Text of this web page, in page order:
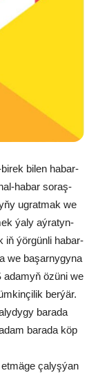
bi­len ha­bar­
ha­bar so­raş­
ug­rat­mak we
ýa­ly aý­ra­tyn­
iň ýör­gün­li ha­bar­
we ba­şar­ny­gy­na
ada­myň özü­ni we
ber­ýär.
ba­ra­da
ba­ra­da köp
ça­lyş­ýan